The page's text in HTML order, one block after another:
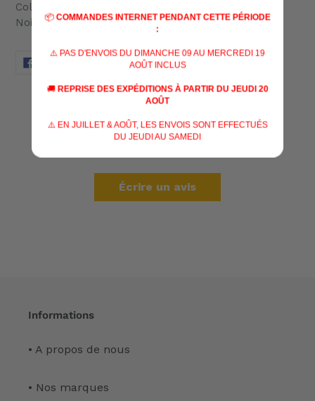
Coloris
Noire
PARTAGERTWEETER TWEETER
SUR
AVIS CLIENTS
Écrire un avis
Informations
• A propos de nous
• Nos marques
📦 COMMANDES INTERNET PENDANT CETTE PÉRIODE
:
⚠️ PAS D'ENVOIS DU DIMANCHE 09 AU MERCREDI 19
AOÛT INCLUS
🚚 REPRISE DES EXPÉDITIONS À PARTIR DU JEUDI 20
AOÛT
⚠️ EN JUILLET & AOÛT, LES ENVOIS SONT EFFECTUÉS
DU JEUDI AU SAMEDI